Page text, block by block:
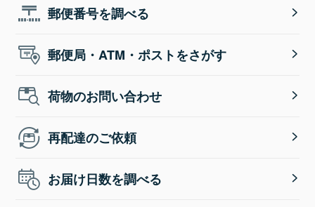
郵便番号を調べる
郵便局・ATM・ポストをさがす
荷物のお問い合わせ
再配達のご依頼
お届け日数を調べる